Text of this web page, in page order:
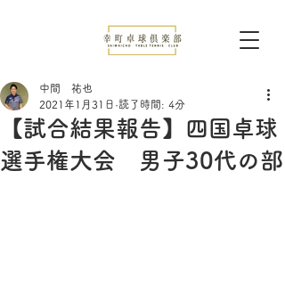
【試合結果報告】四国卓球
選手権大会 男子30代の部
中間 祐也
2021年1月31日 読了時間: 4分